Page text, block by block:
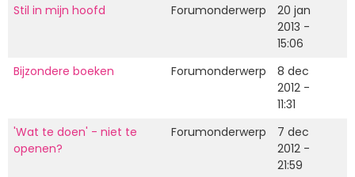
Stil in mijn hoofd
Forumonderwerp
20 jan
2013 -
15:06
Bijzondere boeken
Forumonderwerp
8 dec
2012 -
11:31
'Wat te doen' - niet te
openen?
Forumonderwerp
7 dec
2012 -
21:59